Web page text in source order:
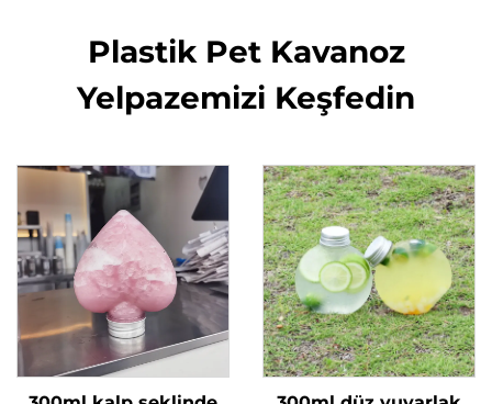
Plastik Pet Kavanoz
Yelpazemizi Keşfedin